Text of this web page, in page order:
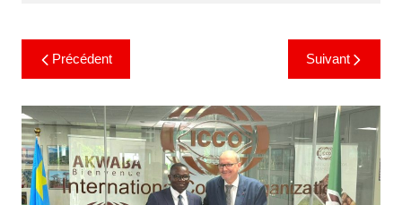
Précédent Suivant